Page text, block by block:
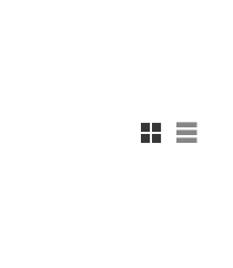
Rutnätsvy
Listvy